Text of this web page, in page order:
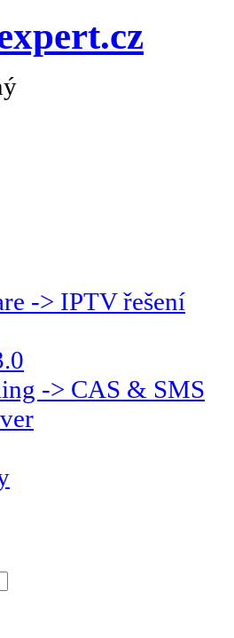
-> IPTV řešení
-> CAS & SMS